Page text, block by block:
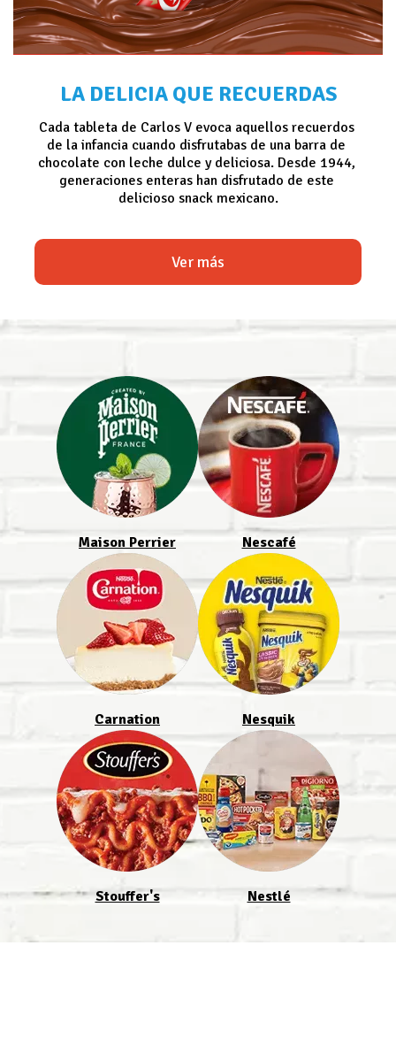
LA DELICIA QUE RECUERDAS
Cada tableta de Carlos V evoca aquellos recuerdos
de la infancia cuando disfrutabas de una barra de
chocolate con leche dulce y deliciosa. Desde 1944,
generaciones enteras han disfrutado de este
delicioso snack mexicano.
Ver más
Maison Perrier Nescafé
Carnation Nesquik
Stouffer's Nestlé